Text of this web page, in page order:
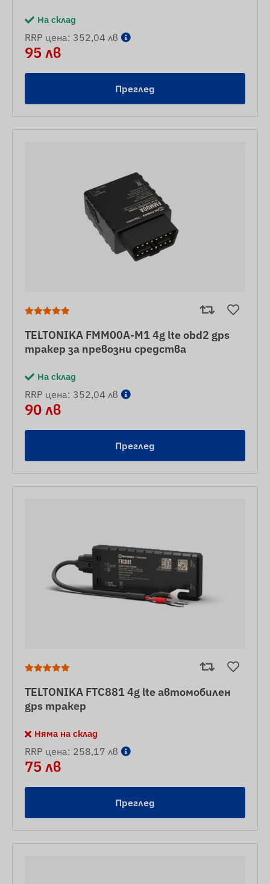
На склад
RRP цена: 352,04 лв
95 лв
Преглед
TELTONIKA FMM00A-M1 4g lte obd2 gps
тракер за превозни средства
На склад
RRP цена: 352,04 лв
90 лв
Преглед
TELTONIKA FTC881 4g lte автомобилен
gps тракер
Няма на склад
RRP цена: 258,17 лв
75 лв
Преглед